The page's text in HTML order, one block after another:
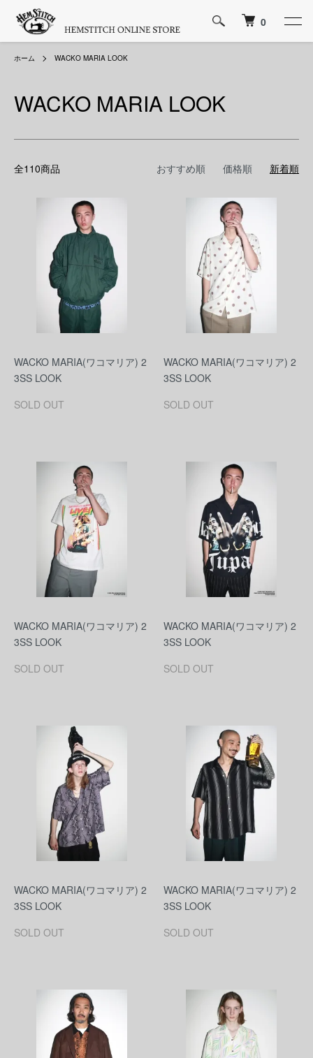
0
ホーム WACKO MARIA LOOK
WACKO MARIA LOOK
全110商品 おすすめ順 価格順 新着順
WACKO MARIA(ワコマリア) 2
3SS LOOK
SOLD OUT
WACKO MARIA(ワコマリア) 2
3SS LOOK
SOLD OUT
WACKO MARIA(ワコマリア) 2
3SS LOOK
SOLD OUT
WACKO MARIA(ワコマリア) 2
3SS LOOK
SOLD OUT
WACKO MARIA(ワコマリア) 2
3SS LOOK
SOLD OUT
WACKO MARIA(ワコマリア) 2
3SS LOOK
SOLD OUT